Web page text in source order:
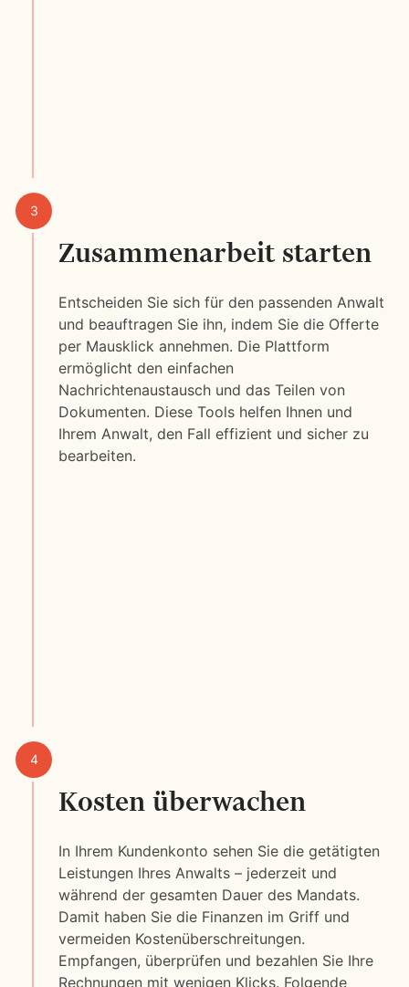
Zusammenarbeit starten
Entscheiden Sie sich für den passenden Anwalt
und beauftragen Sie ihn, indem Sie die Offerte
per Mausklick annehmen. Die Plattform
ermöglicht den einfachen
Nachrichtenaustausch und das Teilen von
Dokumenten. Diese Tools helfen Ihnen und
Ihrem Anwalt, den Fall effizient und sicher zu
bearbeiten.
Kosten überwachen
In Ihrem Kundenkonto sehen Sie die getätigten
Leistungen Ihres Anwalts – jederzeit und
während der gesamten Dauer des Mandats.
Damit haben Sie die Finanzen im Griff und
vermeiden Kostenüberschreitungen.
Empfangen, überprüfen und bezahlen Sie Ihre
Rechnungen mit wenigen Klicks. Folgende